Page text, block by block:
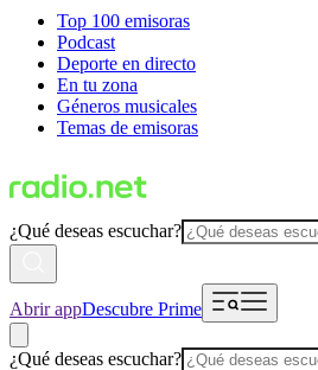
Top 100 emisoras
Podcast
Deporte en directo
En tu zona
Géneros musicales
Temas de emisoras
¿Qué deseas escuchar?
Abrir appDescubre Prime
¿Qué deseas escuchar?